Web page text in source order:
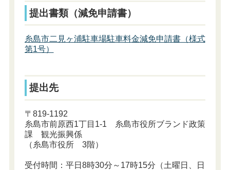
提出書類（減免申請書）
糸島市二見ヶ浦駐車場駐車料金減免申請書（様式
第1号）
提出先
〒819-1192
糸島市前原西1丁目1-1 糸島市役所ブランド政策
課 観光振興係
（糸島市役所 3階）
受付時間：平日8時30分～17時15分（土曜日、日